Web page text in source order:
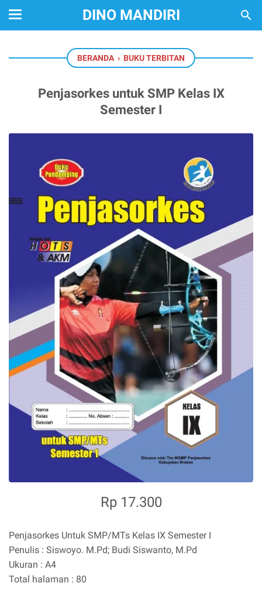
DINO MANDIRI
BERANDA › BUKU TERBITAN
Penjasorkes untuk SMP Kelas IX
Semester I
Rp 17.300
Penjasorkes Untuk SMP/MTs Kelas IX Semester I
Penulis : Siswoyo. M.Pd; Budi Siswanto, M.Pd
Ukuran : A4
Total halaman : 80